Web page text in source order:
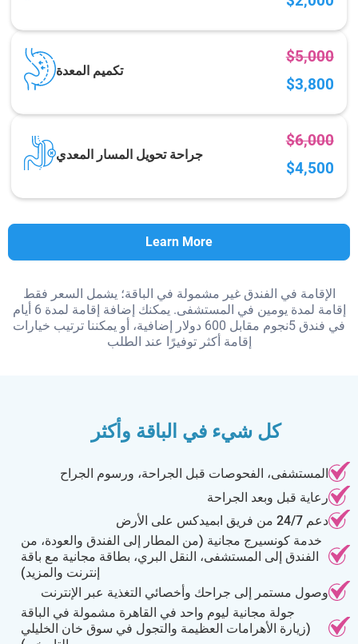
تكميم المعدة
$5,000
$3,800
جراحة تحويل المسار المعدي
$6,000
$4,500
Learn More
الإقامة في الفندق غير مشمولة في الباقة؛ يشمل السعر فقط
إقامة لمدة يومين في المستشفى. يمكنك إضافة إقامة لمدة 6 أيام
في فندق 5نجوم مقابل 600 دولار إضافية، أو يمكننا ترتيب خيارات
إقامة أكثر توفيرًا عند الطلب
كل شيء في الباقة وأكثر
المستشفى، الفحوصات قبل الجراحة، ورسوم الجراح
رعاية قبل وبعد الجراحة
دعم 24/7 من فريق ابميدكس على الأرض
خدمة كونسيرج مجانية (من المطار إلى الفندق والعودة، من
الفندق إلى المستشفى، النقل البري، بطاقة مجانية مع باقة
إنترنت والمزيد)
وصول مستمر إلى جراحك وأخصائي التغذية عبر الإنترنت
جولة مجانية ليوم واحد في القاهرة مشمولة في الباقة
(زيارة الأهرامات العظيمة والتجول في سوق خان الخليلي